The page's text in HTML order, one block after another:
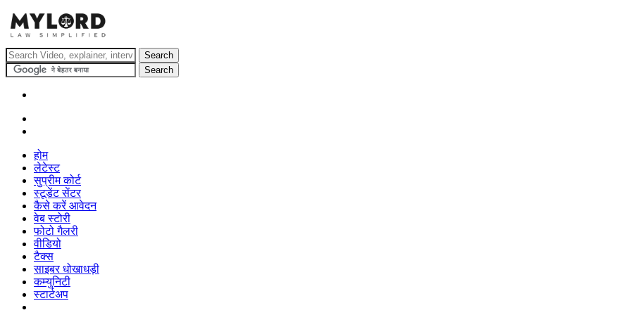
होम
लेटेस्ट
सुप्रीम कोर्ट
स्टूडेंट सेंटर
कैसे करें आवेदन
वेब स्टोरी
फोटो गैलरी
वीडियो
टैक्स
साइबर धोखाधड़ी
कम्युनिटी
स्टार्टअप